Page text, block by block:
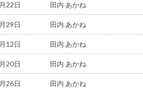
22日 田内 あかね
29日 田内 あかね
12日 田内 あかね
20日 田内 あかね
26日 田内 あかね